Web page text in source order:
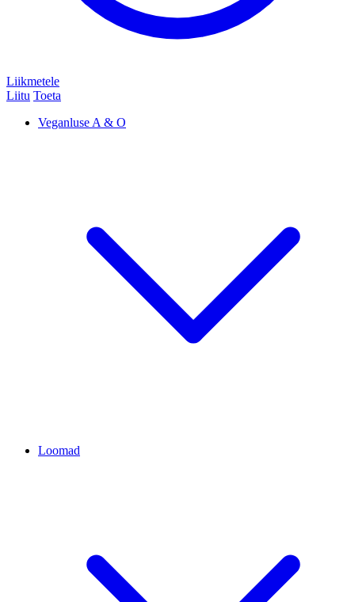
Liikmetele
Liitu Toeta
Veganluse A & O
Loomad